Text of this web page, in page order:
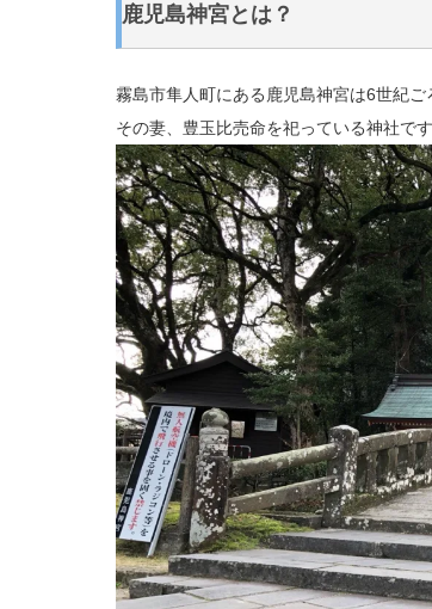
鹿児島神宮とは？
霧島市隼人町にある鹿児島神宮は6世紀
その妻、豊玉比売命を祀っている神社です